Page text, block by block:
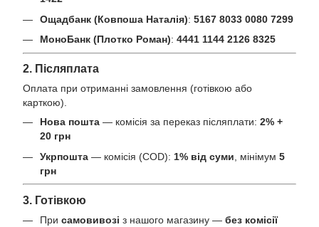
Ощадбанк (Ковпоша Наталія): 5167 8033 0080 7299
МоноБанк (Плотко Роман): 4441 1144 2126 8325
2. Післяплата
Оплата при отриманні замовлення (готівкою або
карткою).
Нова пошта — комісія за переказ післяплати: 2% +
20 грн
Укрпошта — комісія (COD): 1% від суми , мінімум 5
грн
3. Готівкою
При самовивозі з нашого магазину — без комісії